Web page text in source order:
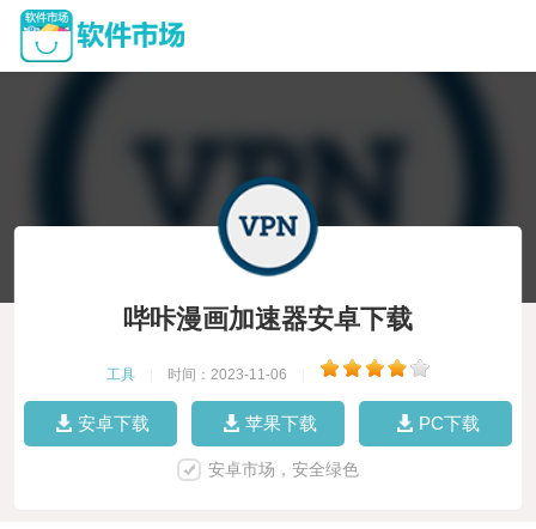
哔咔漫画加速器安卓下载
工具 时间：2023-11-06
安卓下载 苹果下载 PC下载
安卓市场，安全绿色